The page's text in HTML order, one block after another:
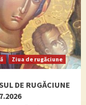
Ziua de rugăciune
DE RUGĂCIUNE